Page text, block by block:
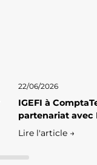
22/06/2026
IGEFI à
partenariat avec
Lire l'article →